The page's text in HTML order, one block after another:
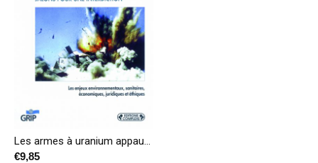
Les armes à uranium appauvri – Jalons pour une interdiction
€9,85